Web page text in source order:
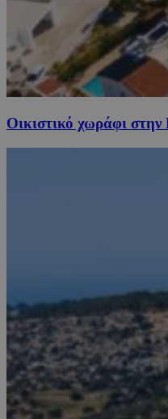
Οικιστικό χωράφι στην